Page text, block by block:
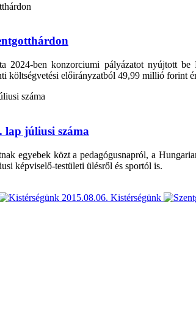
2024-ben konzorciumi pályázatot nyújtott
költségvetési előirányzatból 49,99 millió forint
lap júliusi száma
egyebek közt a pedagógusnapról, a
képviselő-testületi ülésről és sportól is.
2015.08.06. Kistérségünk